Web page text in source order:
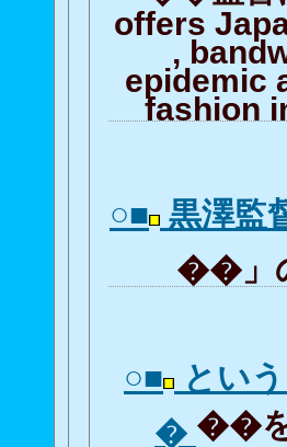
offers
,
epidemic
fashion
○■ 黒澤監
��」
○■ とい
� ��を